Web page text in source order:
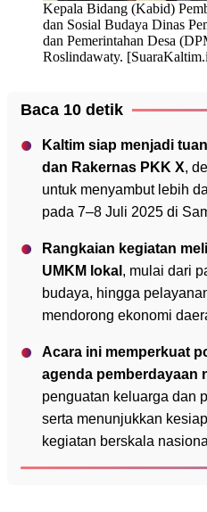
Kepala Bidang (Kabid)
dan Sosial Budaya Dinas
dan Pemerintahan Desa
Roslindawaty.
Baca 10 detik
Kaltim siap menjadi
dan Rakernas PKK X,
untuk menyambut lebih
pada 7–8 Juli 2025 di
Rangkaian kegiatan
UMKM lokal , mulai dari
budaya, hingga
mendorong ekonomi
Acara ini memperkuat
agenda pemberdayaan
penguatan keluarga dan
serta menunjukkan
kegiatan berskala